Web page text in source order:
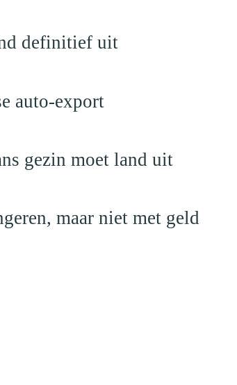
definitief uit
auto-export
gezin moet land uit
maar niet met geld